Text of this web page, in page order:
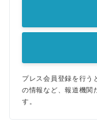
プレス会員登録を行う
の情報など、報道機関
す。